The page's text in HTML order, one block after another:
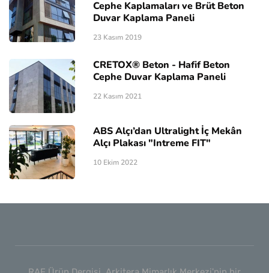
Cephe Kaplamaları ve Brüt Beton
Duvar Kaplama Paneli
23 Kasım 2019
CRETOX® Beton - Hafif Beton
Cephe Duvar Kaplama Paneli
22 Kasım 2021
ABS Alçı’dan Ultralight İç Mekân
Alçı Plakası "Intreme FIT"
10 Ekim 2022